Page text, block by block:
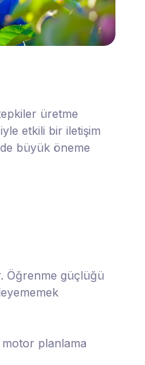
üretme
etkili bir iletişim
büyük öneme
Öğrenme güçlüğü
motor planlama